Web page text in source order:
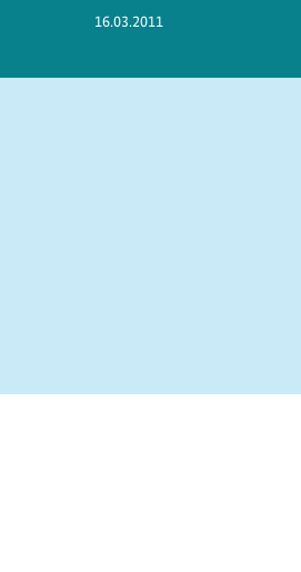
16.03.2011